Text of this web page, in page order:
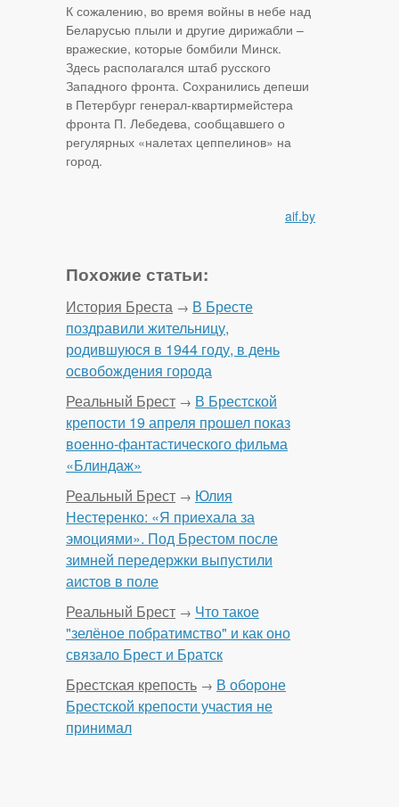
К сожалению, во время войны в небе над
Беларусью плыли и другие дирижабли –
вражеские, которые бомбили Минск.
Здесь располагался штаб русского
Западного фронта. Сохранились депеши
в Петербург генерал-квартирмейстера
фронта П. Лебедева, сообщавшего о
регулярных «налетах цеппелинов» на
город.
aif.by
Похожие статьи:
История Бреста → В Бресте
поздравили жительницу,
родившуюся в 1944 году, в день
освобождения города
Реальный Брест → В Брестской
крепости 19 апреля прошел показ
военно-фантастического фильма
«Блиндаж»
Реальный Брест → Юлия
Нестеренко: «Я приехала за
эмоциями». Под Брестом после
зимней передержки выпустили
аистов в поле
Реальный Брест → Что такое
"зелёное побратимство" и как оно
связало Брест и Братск
Брестская крепость → В обороне
Брестской крепости участия не
принимал